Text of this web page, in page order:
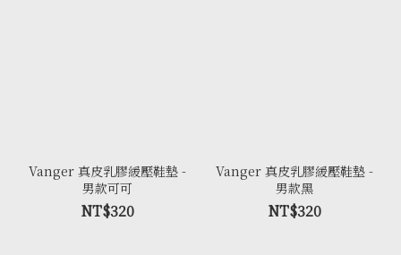
Vanger 真皮乳膠緩壓鞋墊 -
男款可可
NT$320
Vanger 真皮乳膠緩壓鞋墊 -
男款黑
NT$320